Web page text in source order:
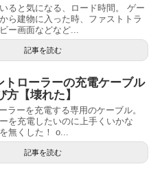
ると気になる、ロード時間。 ゲー
ら建物に入った時、ファストトラ
ー画面などなど...
記事を読む
トローラーの充電ケーブル
方【壊れた】
ラーを充電する専用のケーブル。
を充電したいのに上手くいかな
無くした！ o...
記事を読む